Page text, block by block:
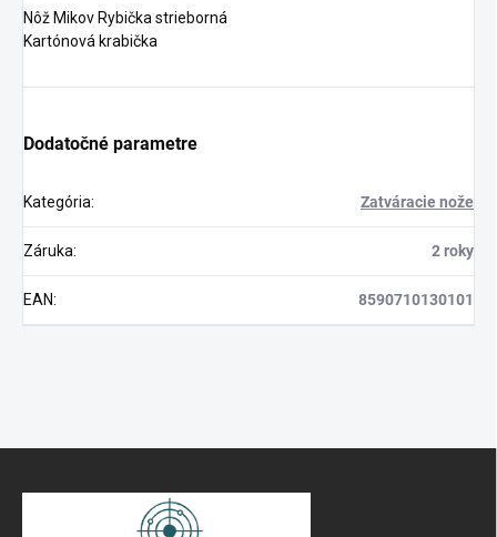
Nôž Mikov Rybička strieborná
Kartónová krabička
Dodatočné parametre
Kategória: Zatváracie nože
Záruka: 2 roky
EAN: 8590710130101